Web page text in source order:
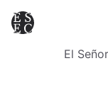
El